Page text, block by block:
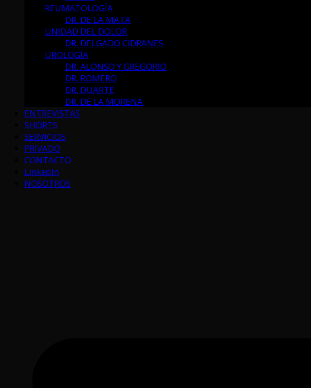
REUMATOLOGÍA
DR. DE LA MATA
UNIDAD DEL DOLOR
DR. DELGADO CIDRANES
UROLOGÍA
DR. ALONSO Y GREGORIO
DR. ROMERO
DR. DUARTE
DR. DE LA MORENA
ENTREVISTAS
SHORTS
SERVICIOS
PRIVADO
CONTACTO
LinkedIn
NOSOTROS